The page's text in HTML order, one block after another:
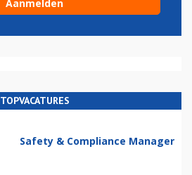
TOPVACATURES
Safety & Compliance Manager